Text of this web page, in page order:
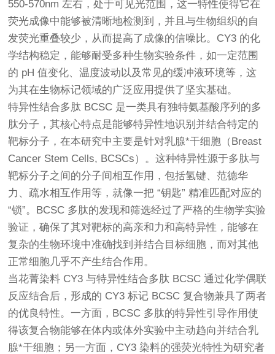
550-570nm 左右，处于可见光范围，这一特性使得它在
荧光成像中能够被清晰地检测到，并且与生物组织的自
发荧光重叠较少，从而提高了成像的信噪比。CY3 的化
学结构稳定，能够耐受多种生物实验条件，如一定范围
的 pH 值变化、温度波动以及常见的缓冲液环境等，这
为其在生物标记领域的广泛应用提供了坚实基础。
特异性结合多肽 BCSC 是一类具有独特氨基酸序列的多
肽分子，其核心特点是能够特异性地识别并结合特定的
靶标分子，在本研究中主要是针对乳腺*干细胞（Breast
Cancer Stem Cells, BCSCs）。这种特异性源于多肽与
靶标分子之间的分子间相互作用，包括氢键、范德华
力、疏水相互作用等，就像一把 “钥匙” 精准匹配对应的
“锁”。BCSC 多肽的发现和筛选经过了严格的生物学实验
验证，确保了其对靶标的高亲和力和高特异性，能够在
复杂的生物环境中准确找到并结合目标细胞，而对其他
正常细胞几乎不产生结合作用。
当花菁染料 CY3 与特异性结合多肽 BCSC 通过化学偶联
反应结合后，形成的 CY3 标记 BCSC 复合物兼具了两者
的优良特性。一方面，BCSC 多肽的特异性引导作用使
得该复合物能够在体内或体外实验中主动趋向并结合乳
腺*干细胞；另一方面，CY3 染料的强荧光特性为研究者